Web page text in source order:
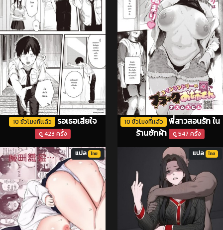
10 ชั่วโมงที่เเล้ว รอเธอเสียใจ
ดู 423 ครั้ง
10 ชั่วโมงที่เเล้ว
พี่สาวสอนรัก ใน
ร้านซักผ้า
ดู 547 ครั้ง
แปล ไทย แปล ไทย